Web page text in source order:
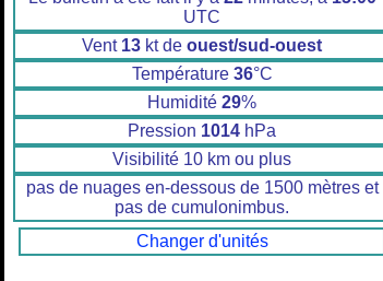
UTC
Vent 13 kt de ouest/sud-ouest
Température 36°C
Humidité 29%
Pression 1014 hPa
Visibilité 10 km ou plus
pas de nuages en-dessous de 1500 mètres et
pas de cumulonimbus.
Changer d'unités